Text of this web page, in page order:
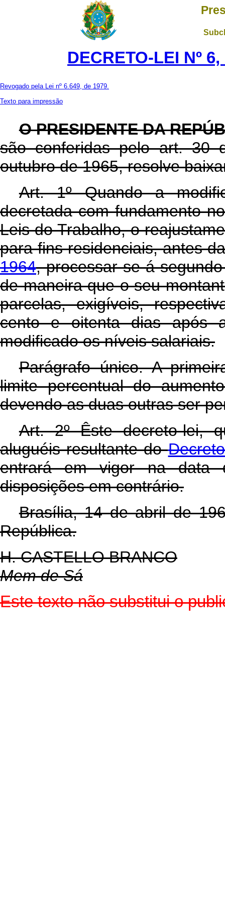
DECRETO-LEI Nº
Revogado pela Lei nº 6.649, de 1979.
Texto para impressão
O PRESIDENTE DA
são conferidas pelo art. 30
outubro de 1965, resolve
Art. 1º Quando a
decretada com fundamento
Leis do Trabalho, o
para fins residenciais, antes
1964, processar-se-á
de maneira que o seu
parcelas, exigíveis,
cento e oitenta dias após
modificado os níveis salariais.
Parágrafo único. A
limite percentual do
devendo as duas outras ser
Art. 2º Êste decreto-lei,
aluguéis resultante do
entrará em vigor na data
disposições em contrário.
Brasília, 14 de abril de
República.
H. CASTELLO BRANCO
Mem de Sá
Este texto não substitui o